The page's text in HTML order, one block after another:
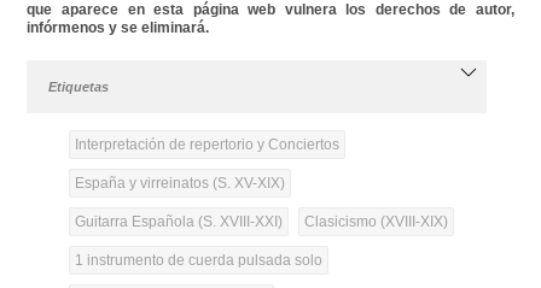
que aparece en esta página web vulnera los derechos de autor,
infórmenos y se eliminará.
Etiquetas
Interpretación de repertorio y Conciertos
España y virreinatos (S. XV-XIX)
Guitarra Española (S. XVIII-XXI) Clasicismo (XVIII-XIX)
1 instrumento de cuerda pulsada solo